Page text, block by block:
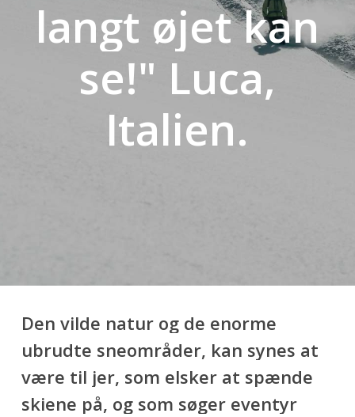
langt øjetkan
se!" Luca,
Italien.
Den vilde natur og de enorme
ubrudte sneområder, kan synes at
være til jer, som elsker at spænde
skiene på, og som søger eventyr